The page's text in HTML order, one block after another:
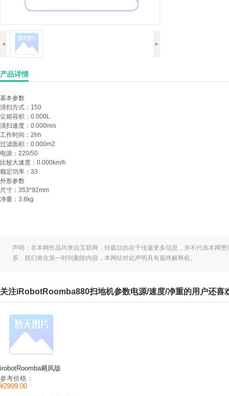
►
◄
产品详情
基本参数
清扫方式： 150
尘箱容积： 0.000L
清扫速度： 0.000m/s
工作时间： 2hh
过滤面积： 0.000m2
电源： 220/50
比较大速度： 0.000km/h
额定功率： 33
外形参数
尺寸： 353*92mm
净重： 3.8kg
声明：非本网作品均来自互联网，转载目的在于传递更多信息，并不代表本网
系，我们将在第一时间删除内容，本网站对此声明具有最终解释权。
关注iRobotRoomba880扫地机参数电源/速度/净重的用户还喜
irobotRoomba飓风版
扫地机参数速度/净
重/尺寸
参考价格：
¥2999.00